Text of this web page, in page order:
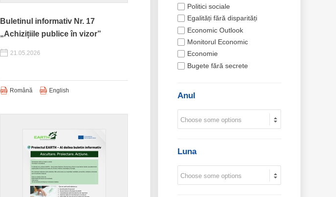
Buletinul informativ Nr. 17
„Achizițiile publice în vizor”
21.05.2026
Română English
Politici sociale
Egalități fără disparități
Economic Outlook
Monitorul Economic
Economie
Bugete fără secrete
Anul
Luna